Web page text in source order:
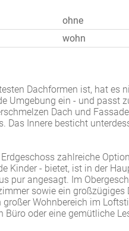
ohne
wohn
Dachformen ist, hat es
Umgebung ein - und passt
Dach und
Das Innere besticht
zahlreiche
Kinder - bietet, ist in der
pur angesagt. Im
sowie ein großzügiges
Wohnbereich im
oder eine gemütliche